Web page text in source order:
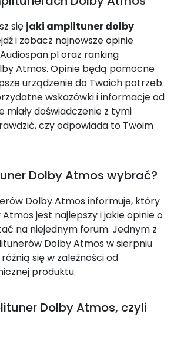
się jaki amplituner dolby
i zobacz najnowsze opinie
oraz ranking
Atmos. Opinie będą pomocne
urządzenie do Twoich potrzeb.
wskazówki i informacje od
miały doświadczenie z tymi
czy odpowiada to Twoim
Dolby Atmos wybrać?
Dolby Atmos informuje, który
jest najlepszy i jakie opinie o
na niejednym forum. Jednym z
Dolby Atmos w sierpniu
się w zależności od
produktu.
Dolby Atmos, czyli